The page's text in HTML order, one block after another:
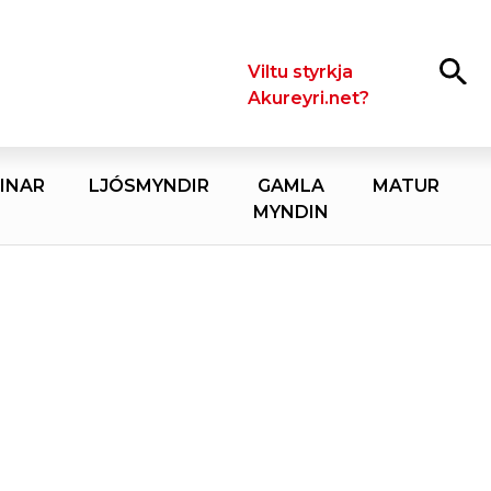
LeitaViltu styrkja
Akureyri.net?
LJÓSMYNDIR
GAMLA
MYNDIN
MATUR